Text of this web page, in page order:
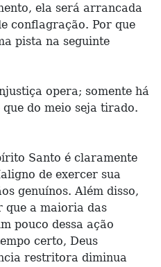
ela será arrancada
conflagração. Por que
pista na seguinte
opera; somente há
do meio seja tirado.
Santo é claramente
de exercer sua
genuínos. Além disso,
que a maioria das
pouco dessa ação
certo, Deus
restritora diminua